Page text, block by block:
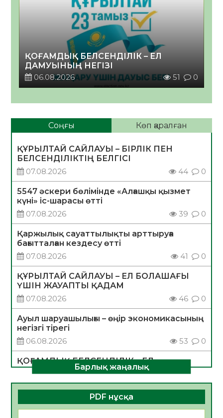
ҚОҒАМДЫҚ БЕЛСЕНДІЛІК – ЕЛ
ДАМУЫНЫҢ НЕГІЗІ
06.08.2026
51 0
Соңғы Көп қаралған
ҚҰРЫЛТАЙ САЙЛАУЫ – БІРЛІК ПЕН
БЕЛСЕНДІЛІКТІҢ БЕЛГІСІ
07.08.2026
44 0
5547 әскери бөлімінде «Алғашқы қызмет
күні» іс-шарасы өтті
07.08.2026
39 0
Қаржылық сауаттылықты арттыруға
бағытталған кездесу өтті
07.08.2026
41 0
ҚҰРЫЛТАЙ САЙЛАУЫ – ЕЛ БОЛАШАҒЫ
ҮШІН ЖАУАПТЫ ҚАДАМ
07.08.2026
46 0
Ауыл шаруашылығы – өңір экономикасының
негізгі тірегі
06.08.2026
53 0
ҚОҒАМДЫҚ БЕЛСЕНДІЛІК – ЕЛ
ДАМУЫНЫҢ НЕГІЗІ
06.08.2026
51 0
ҚҰРЫЛТАЙ САЙЛАУЫ – БОЛАШАҚҚА
БАСТАР ЖАУАПТЫ ТАҢДАУ
Барлық жаңалық
PDF нұсқа